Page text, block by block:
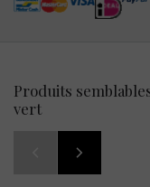
Produits
vert